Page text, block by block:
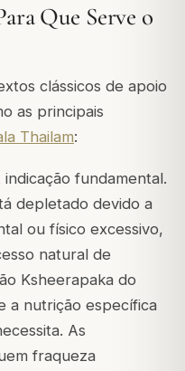
Que Serve o
clássicos de apoio
as principais
Thailam:
indicação fundamental.
depletado devido a
ou físico excessivo,
natural de
Ksheerapaka do
a nutrição específica
As
fraqueza